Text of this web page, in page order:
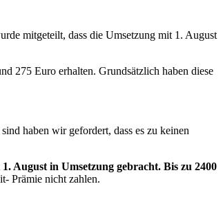
mitgeteilt, dass die Umsetzung mit 1. August
275 Euro erhalten. Grundsätzlich haben diese
haben wir gefordert, dass es zu keinen
August in Umsetzung gebracht. Bis zu 2400
Prämie nicht zahlen.